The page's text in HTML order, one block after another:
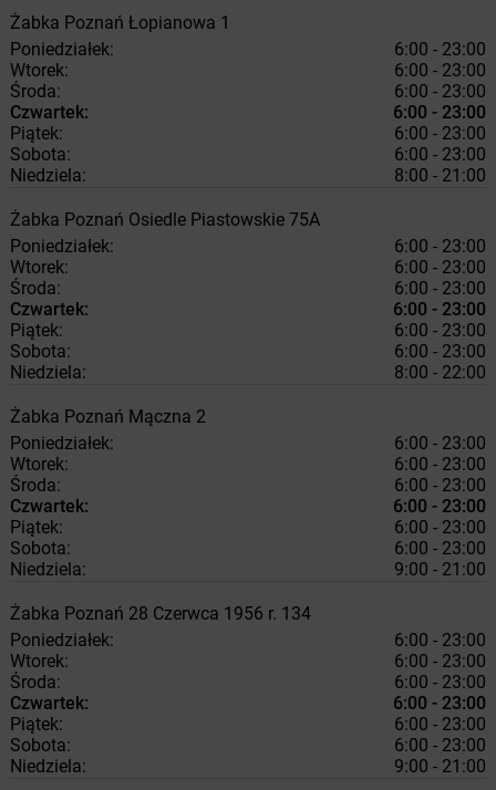
Żabka Poznań Łopianowa 1
Poniedziałek:
6:00 - 23:00
Wtorek:
6:00 - 23:00
Środa:
6:00 - 23:00
Czwartek:
6:00 - 23:00
Piątek:
6:00 - 23:00
Sobota:
6:00 - 23:00
Niedziela:
8:00 - 21:00
Żabka Poznań Osiedle Piastowskie 75A
Poniedziałek:
6:00 - 23:00
Wtorek:
6:00 - 23:00
Środa:
6:00 - 23:00
Czwartek:
6:00 - 23:00
Piątek:
6:00 - 23:00
Sobota:
6:00 - 23:00
Niedziela:
8:00 - 22:00
Żabka Poznań Mączna 2
Poniedziałek:
6:00 - 23:00
Wtorek:
6:00 - 23:00
Środa:
6:00 - 23:00
Czwartek:
6:00 - 23:00
Piątek:
6:00 - 23:00
Sobota:
6:00 - 23:00
Niedziela:
9:00 - 21:00
Żabka Poznań 28 Czerwca 1956 r. 134
Poniedziałek:
6:00 - 23:00
Wtorek:
6:00 - 23:00
Środa:
6:00 - 23:00
Czwartek:
6:00 - 23:00
Piątek:
6:00 - 23:00
Sobota:
6:00 - 23:00
Niedziela:
9:00 - 21:00